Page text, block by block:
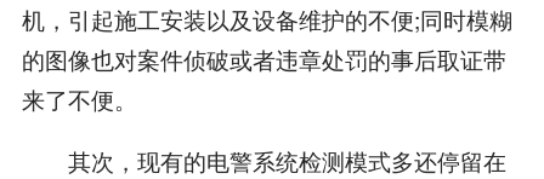
机，引起施工安装以及设备维护的不便;同时模糊
的图像也对案件侦破或者违章处罚的事后取证带
来了不便。
其次，现有的电警系统检测模式多还停留在